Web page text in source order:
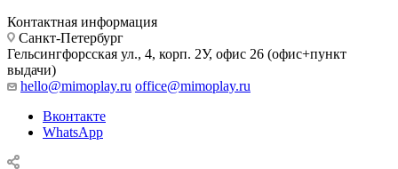
Контактная информация
Санкт-Петербург
Гельсингфорсская ул., 4, корп. 2У, офис 26 (офис+пункт
выдачи)
hello@mimoplay.ru office@mimoplay.ru
Вконтакте
WhatsApp